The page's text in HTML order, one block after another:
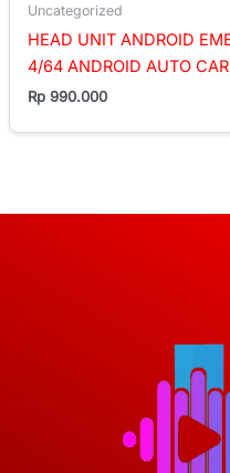
Uncategorized
HEAD UNIT ANDROID
4/64 ANDROID AUTO
Rp 990.000